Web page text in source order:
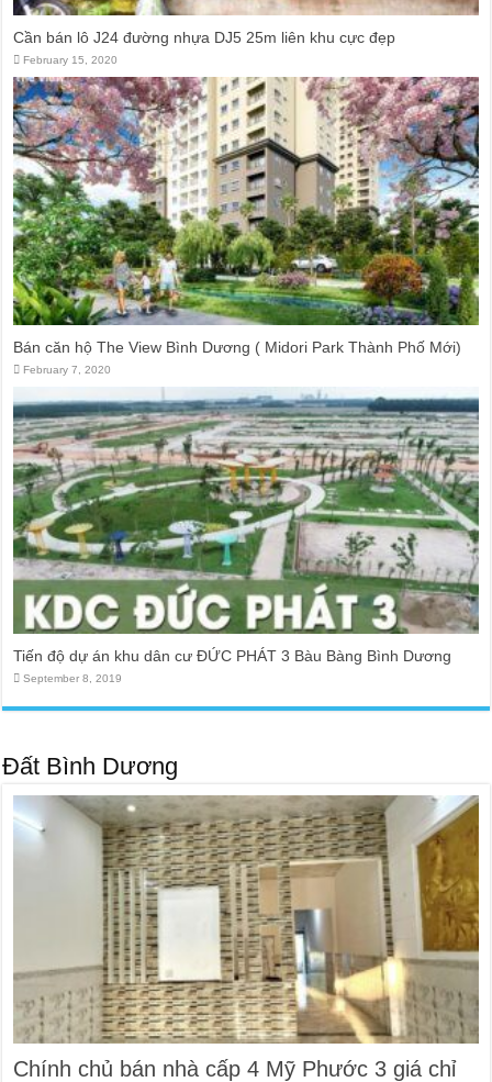
Cần bán lô J24 đường nhựa DJ5 25m liên khu cực đẹp
February 15, 2020
Bán căn hộ The View Bình Dương ( Midori Park Thành Phố Mới)
February 7, 2020
Tiến độ dự án khu dân cư ĐỨC PHÁT 3 Bàu Bàng Bình Dương
September 8, 2019
Đất Bình Dương
Chính chủ bán nhà cấp 4 Mỹ Phước 3 giá chỉ